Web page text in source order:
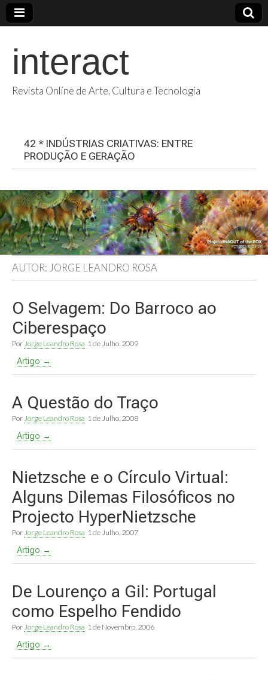
interact
Revista Online de Arte, Cultura e Tecnologia
42 * INDÚSTRIAS CRIATIVAS: ENTRE
PRODUÇÃO E GERAÇÃO
AUTOR: JORGE LEANDRO ROSA
O Selvagem: Do Barroco ao
Ciberespaço
Por Jorge Leandro Rosa 1 de Julho, 2009
Artigo →
A Questão do Traço
Por Jorge Leandro Rosa 1 de Julho, 2008
Artigo →
Nietzsche e o Círculo Virtual:
Alguns Dilemas Filosóficos no
Projecto HyperNietzsche
Por Jorge Leandro Rosa 1 de Julho, 2007
Artigo →
De Lourenço a Gil: Portugal
como Espelho Fendido
Por Jorge Leandro Rosa 1 de Novembro, 2006
Artigo →